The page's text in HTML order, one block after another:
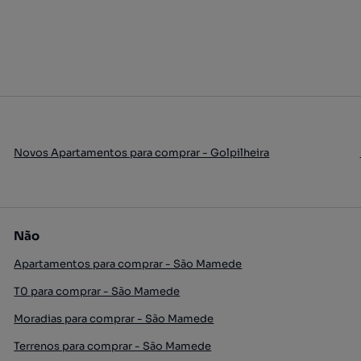
Novos Apartamentos para comprar - Golpilheira
Não
Apartamentos para comprar - São Mamede
T0 para comprar - São Mamede
Moradias para comprar - São Mamede
Terrenos para comprar - São Mamede